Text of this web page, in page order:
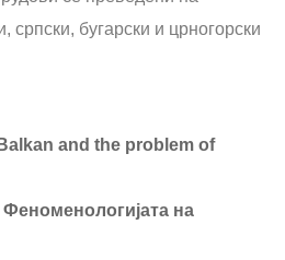
српски, бугарски и црногорски
and the problem of
на